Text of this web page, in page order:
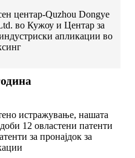
центар-Quzhou Dongye
во Кужоу и Центар за
апликации во
истражување, нашата
12 овластени патенти
за пронајдок за